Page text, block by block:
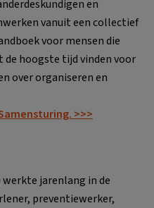
en
vanuit een collectief
voor mensen die
de hoogste tijd vinden voor
over organiseren en
>>>
werkte jarenlang in de
preventiewerker,